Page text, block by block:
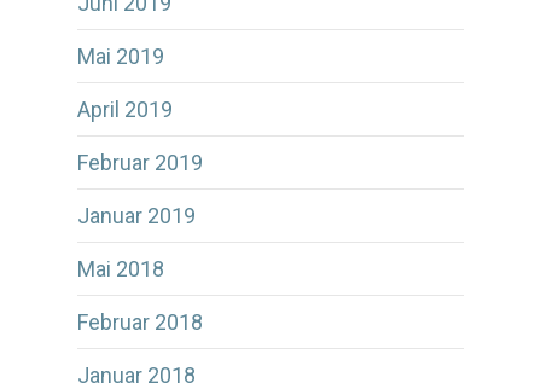
Mai 2019
April 2019
Februar 2019
Januar 2019
Mai 2018
Februar 2018
Januar 2018